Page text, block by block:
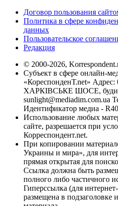
Договор пользования
Политика в сфере
данных
Пользовательское
Редакция
© 2000-2026,
Субъект в сфере онлайн-
«КореспонденТ.net» Адрес:
ХАРКІВСЬКЕ ШОСЕ,
sunlight@mediadim.com.ua
Идентификатор медиа -
Использование любых
сайте, разрешается при
Корреспондент.net.
При копировании
Украины и мира», для
прямая открытая для
Ссылка должна быть
полного либо частичного
Гиперссылка (для
размещена в подзаголовке